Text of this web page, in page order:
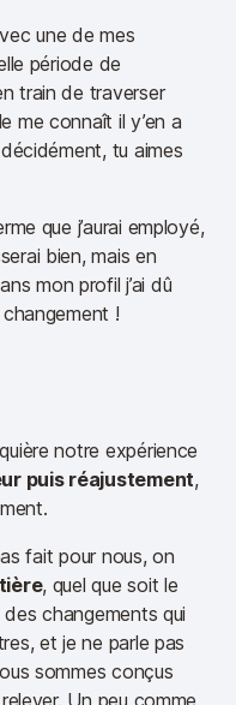
une de mes
période de
train de traverser
me connaît il y’en a
tu aimes
que j’aurai employé,
bien, mais en
mon profil j’ai dû
!
notre expérience
puis réajustement,
fait pour nous, on
, quel que soit le
des changements qui
et je ne parle pas
sommes conçus
Un peu comme